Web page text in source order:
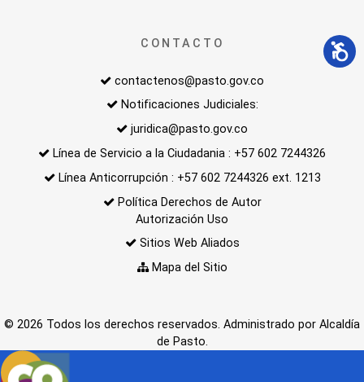
CONTACTO
contactenos@pasto.gov.co
Notificaciones Judiciales:
juridica@pasto.gov.co
Línea de Servicio a la Ciudadania : +57 602 7244326
Línea Anticorrupción : +57 602 7244326 ext. 1213
Política Derechos de Autor
Autorización Uso
Sitios Web Aliados
Mapa del Sitio
© 2026 Todos los derechos reservados. Administrado por Alcaldía
de Pasto.